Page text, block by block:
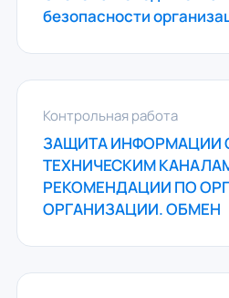
безопасности
Контрольная работа
ЗАЩИТА ИНФОРМАЦИИ
ТЕХНИЧЕСКИМ
РЕКОМЕНДАЦИИ ПО
ОРГАНИЗАЦИИ. ОБМЕН